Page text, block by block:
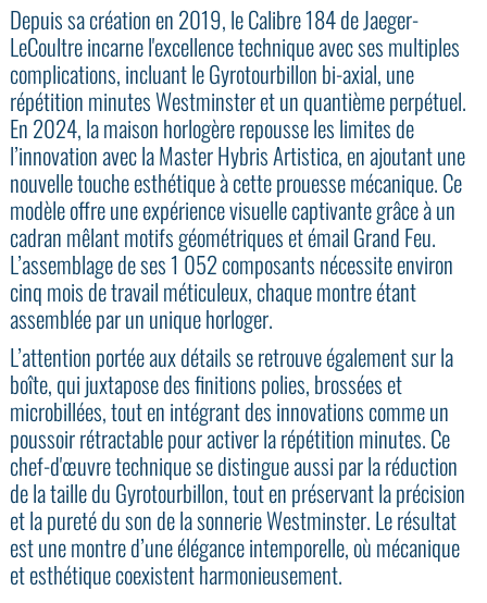
Depuis sa création en 2019, le Calibre 184 de Jaeger-
LeCoultre incarne l'excellence technique avec ses multiples
complications, incluant le Gyrotourbillon bi-axial, une
répétition minutes Westminster et un quantième perpétuel.
En 2024, la maison horlogère repousse les limites de
l’innovation avec la Master Hybris Artistica, en ajoutant une
nouvelle touche esthétique à cette prouesse mécanique. Ce
modèle offre une expérience visuelle captivante grâce à un
cadran mêlant motifs géométriques et émail Grand Feu.
L’assemblage de ses 1 052 composants nécessite environ
cinq mois de travail méticuleux, chaque montre étant
assemblée par un unique horloger.
L’attention portée aux détails se retrouve également sur la
boîte, qui juxtapose des finitions polies, brossées et
microbillées, tout en intégrant des innovations comme un
poussoir rétractable pour activer la répétition minutes. Ce
chef-d'œuvre technique se distingue aussi par la réduction
de la taille du Gyrotourbillon, tout en préservant la précision
et la pureté du son de la sonnerie Westminster. Le résultat
est une montre d’une élégance intemporelle, où mécanique
et esthétique coexistent harmonieusement.